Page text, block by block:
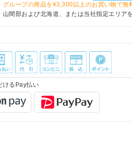
グループの商品を¥3,300以上のお買い物で無
間部および北海道、または当社指定エリア
けるPay払い